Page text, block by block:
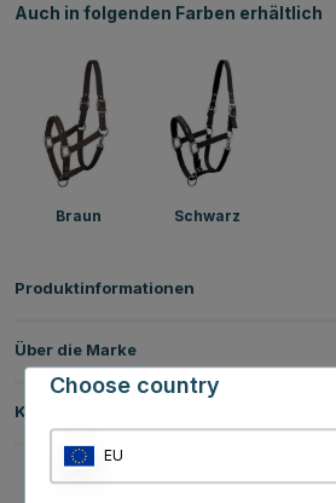
Auch in folgenden Farben erhältlich
Braun Schwarz
Produktinformationen
Über die Marke
Kundenbewertungen
Choose country
EU